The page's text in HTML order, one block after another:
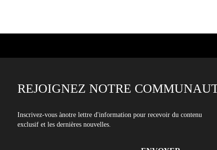
REJOIGNEZ NOTRE
Inscrivez-vous ànotre lettre d'information pour recevoir du contenu
exclusif et les dernières nouvelles.